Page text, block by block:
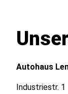
Autohaus
Industriestr. 1